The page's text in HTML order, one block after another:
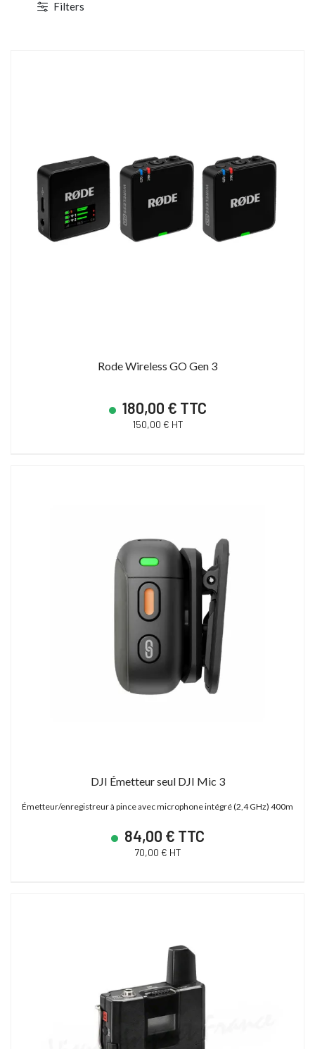
28 627,19 € TTC
21 600,00 € TTC
Filters
Rode Wireless GO Gen 3
180,00 € TTC
150,00 € HT
DJI Émetteur seul DJI Mic 3
Émetteur/enregistreur à pince avec microphone intégré (2,4 GHz) 400m
84,00 € TTC
70,00 € HT